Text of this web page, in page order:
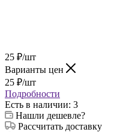
25 ₽/шт
Варианты цен
25 ₽/шт
Подробности
Есть в наличии: 3
Нашли дешевле?
Рассчитать доставку